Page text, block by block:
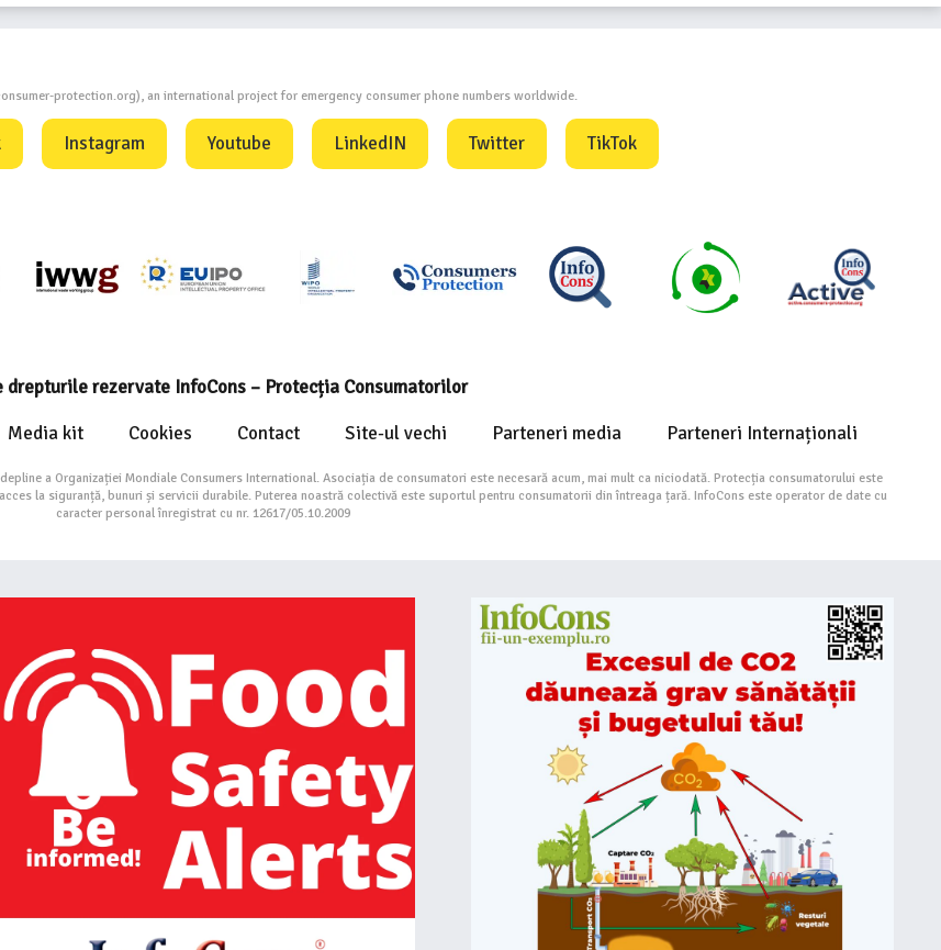
protection.org), an international project for emergency consumer phone numbers worldwide.
Instagram Youtube LinkedIN Twitter TikTok
drepturile rezervate InfoCons – Protecția Consumatorilor
Media kit Cookies Contact Site-ul vechi Parteneri media Parteneri Internaționali
a Organizației Mondiale Consumers International. Asociația de consumatori este necesară acum, mai mult ca niciodată. Protecția consumatorului este
la siguranță, bunuri și servicii durabile. Puterea noastră colectivă este suportul pentru consumatorii din întreaga țară. InfoCons este operator de date cu
caracter personal înregistrat cu nr. 12617/05.10.2009